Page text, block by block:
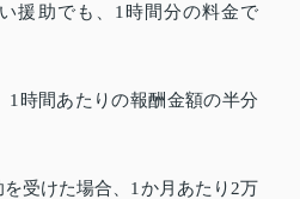
援助でも、1時間分の料金で
1時間あたりの報酬金額の半分
受けた場合、1か月あたり2万